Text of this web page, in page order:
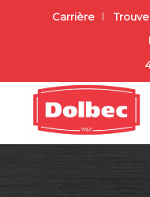
Carrière